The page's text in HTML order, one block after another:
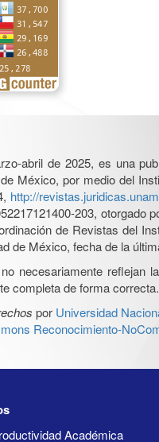
abril de 2025, es una
México, por medio del
http://
203, otorgado
de Revistas del
de México, fecha de la
necesariamente
completa de forma
por Universidad
Reconocimiento-
Académica